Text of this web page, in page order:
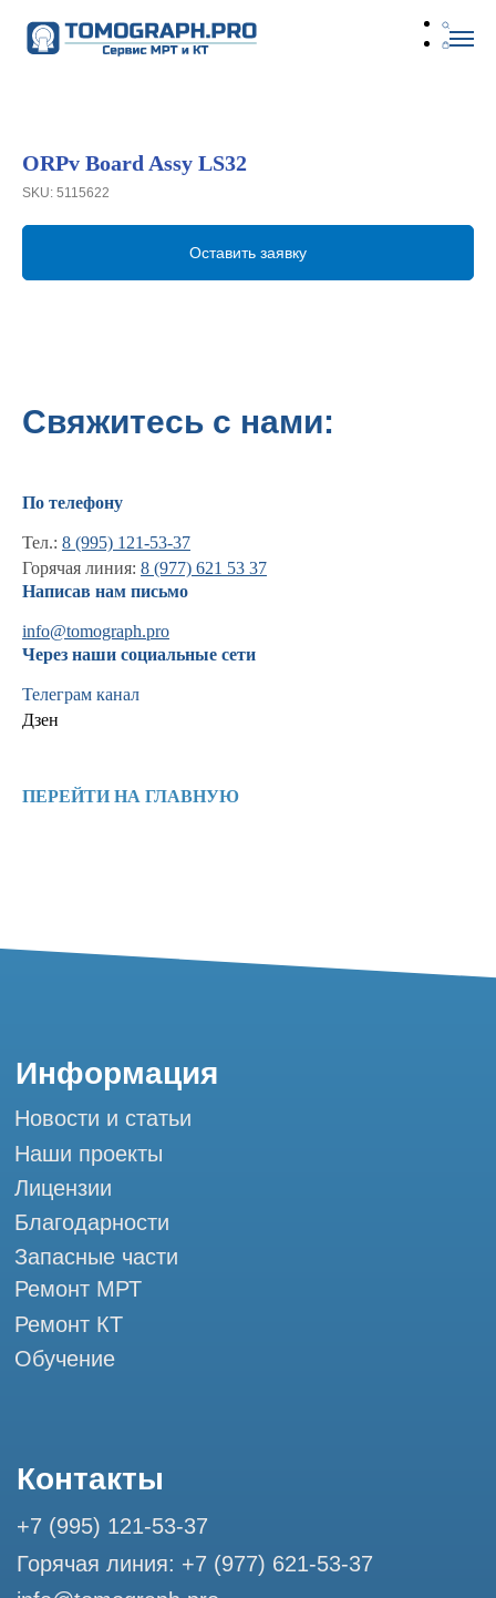
ORPv Board Assy LS32
SKU: 5115622
Оставить заявку
Свяжитесь с нами:
По телефону
Тел.: 8 (995) 121-53-37
Горячая линия: 8 (977) 621 53 37
Написав нам письмо
info@tomograph.pro
Через наши социальные сети
Телеграм канал
Дзен
ПЕРЕЙТИ НА ГЛАВНУЮ
Контакты
Мы в социальных сетях
Новости и статьи
Ремонт КТ
+7 (995) 121-53-37
Горячая линия: +7 (977) 621-53-37
Сервис работает ежедневно с 9:00 до
20:00, без выходных
и праздничных дней
г. Москва, ул. Большая Почтовая 36 с9, м.
КТ и МРТ
info@tomograph.pro
Профессиональный сервис МРТ и КТ
© Tomograph.pro